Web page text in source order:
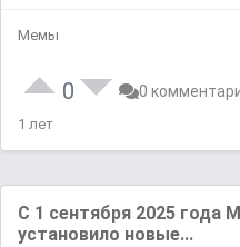
Мемы
0 0
1 лет
С 1 сентября 2025 года
установило новые...